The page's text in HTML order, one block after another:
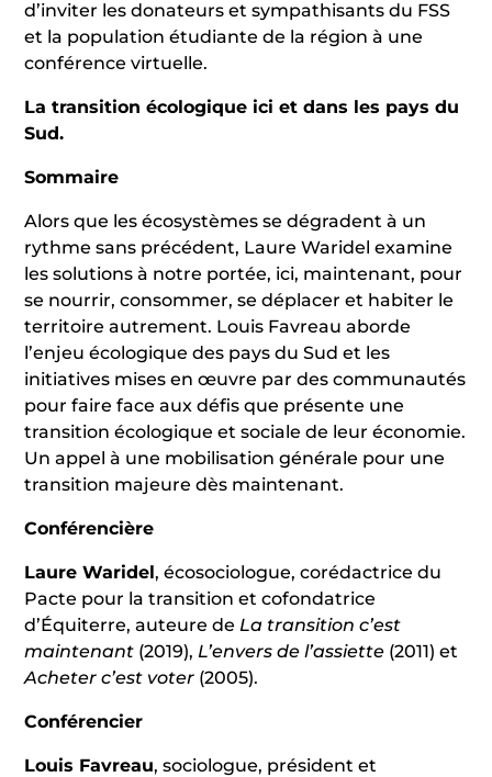
d’inviter les donateurs et sympathisants du FSS
et la population étudiante de la région à une
conférence virtuelle.
La transition écologique ici et dans les pays du
Sud.
Sommaire
Alors que les écosystèmes se dégradent à un
rythme sans précédent, Laure Waridel examine
les solutions à notre portée, ici, maintenant, pour
se nourrir, consommer, se déplacer et habiter le
territoire autrement. Louis Favreau aborde
l’enjeu écologique des pays du Sud et les
initiatives mises en œuvre par des communautés
pour faire face aux défis que présente une
transition écologique et sociale de leur économie.
Un appel à une mobilisation générale pour une
transition majeure dès maintenant.
Conférencière
Laure Waridel, écosociologue, corédactrice du
Pacte pour la transition et cofondatrice
d’Équiterre, auteure de La transition c’est
maintenant (2019), L’envers de l’assiette (2011) et
Acheter c’est voter (2005).
Conférencier
Louis Favreau, sociologue, président et